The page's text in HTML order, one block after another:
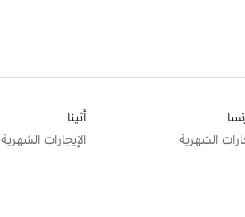
الشهرية
أثينا
الإيجارات الشهرية